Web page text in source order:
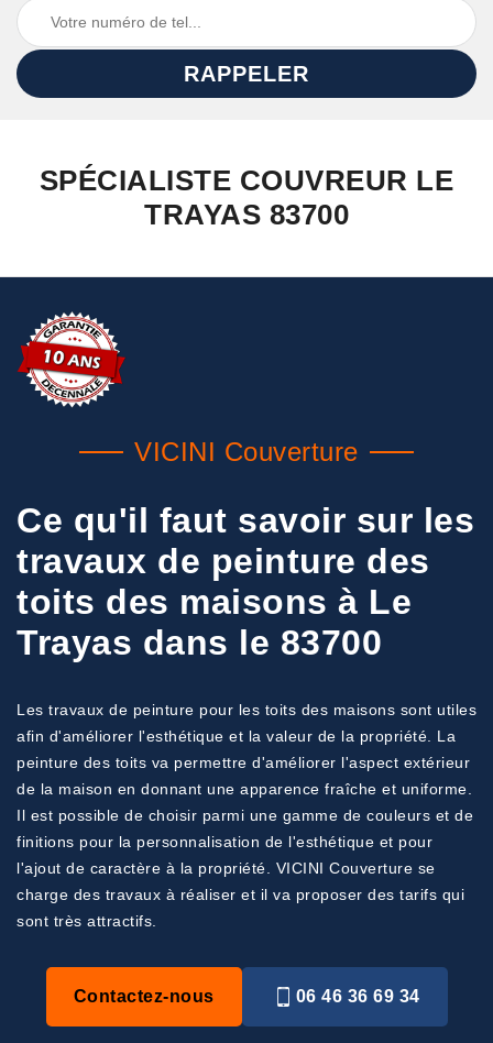
SPÉCIALISTE COUVREUR LE
TRAYAS 83700
VICINI Couverture
Ce qu'il faut savoir sur les
travaux de peinture des
toits des maisons à Le
Trayas dans le 83700
Les travaux de peinture pour les toits des maisons sont utiles
afin d'améliorer l'esthétique et la valeur de la propriété. La
peinture des toits va permettre d'améliorer l'aspect extérieur
de la maison en donnant une apparence fraîche et uniforme.
Il est possible de choisir parmi une gamme de couleurs et de
finitions pour la personnalisation de l'esthétique et pour
l'ajout de caractère à la propriété. VICINI Couverture se
charge des travaux à réaliser et il va proposer des tarifs qui
sont très attractifs.
Contactez-nous 06 46 36 69 34